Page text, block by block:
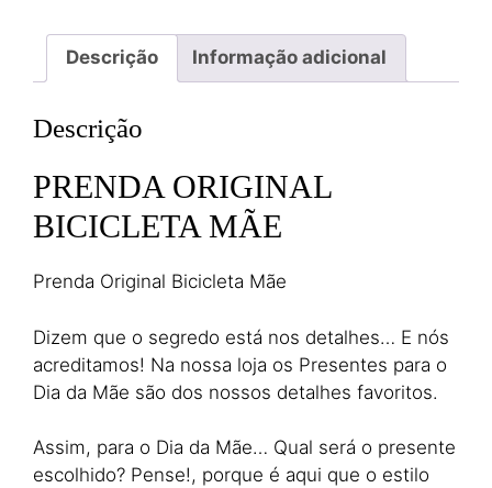
Descrição Informação adicional
Descrição
PRENDA ORIGINAL
BICICLETA MÃE
Prenda Original Bicicleta Mãe
Dizem que o segredo está nos detalhes… E nós
acreditamos! Na nossa loja os Presentes para o
Dia da Mãe são dos nossos detalhes favoritos.
Assim, para o Dia da Mãe… Qual será o presente
escolhido? Pense!, porque é aqui que o estilo